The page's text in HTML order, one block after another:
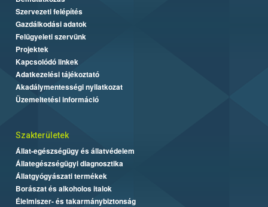
Szervezeti felépítés
Gazdálkodási adatok
Felügyeleti szervünk
Projektek
Kapcsolódó linkek
Adatkezelési tájékoztató
Akadálymentességi nyilatkozat
Üzemeltetési információ
Szakterületek
Állat-egészségügy és állatvédelem
Állategészségügyi diagnosztika
Állatgyógyászati termékek
Borászat és alkoholos italok
Élelmiszer- és takarmánybiztonság